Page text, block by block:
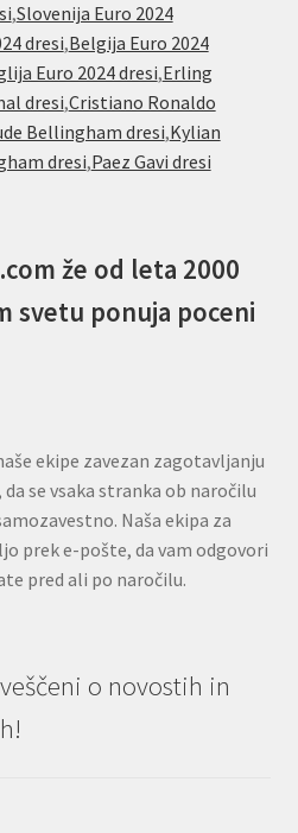
,Slovenija Euro 2024
dresi,Belgija Euro 2024
Euro 2024 dresi,Erling
dresi,Cristiano Ronaldo
Bellingham dresi,Kylian
dresi,Paez Gavi dresi
že od leta 2000
svetu ponuja poceni
ekipe zavezan zagotavljanju
se vsaka stranka ob naročilu
Naša ekipa za
prek e-pošte, da vam odgovori
pred ali po naročilu.
o novostih in